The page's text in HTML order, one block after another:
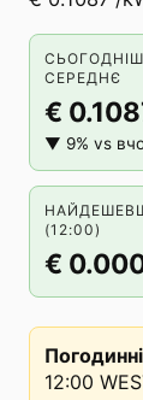
СЕРЕДНЄ
€
▼ 9% vs
(12:00)
€
12:00